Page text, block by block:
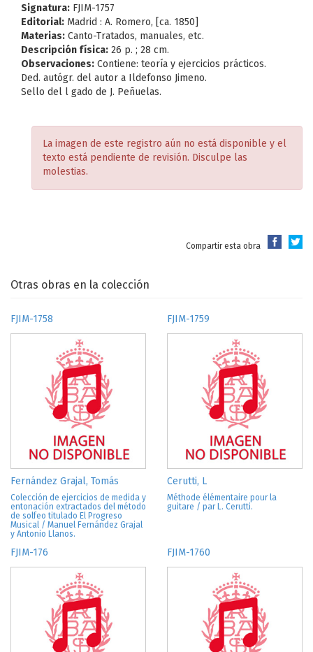
Signatura: FJIM-1757
Editorial: Madrid : A. Romero, [ca. 1850]
Materias: Canto-Tratados, manuales, etc.
Descripción física: 26 p. ; 28 cm.
Observaciones: Contiene: teoría y ejercicios prácticos.
Ded. autógr. del autor a Ildefonso Jimeno.
Sello del l gado de J. Peñuelas.
La imagen de este registro aún no está disponible y el
texto está pendiente de revisión. Disculpe las
molestias.
Compartir esta obra
Otras obras en la colección
FJIM-1758
Fernández Grajal, Tomás
Colección de ejercicios de medida y
entonación extractados del método
de solfeo titulado El Progreso
Musical / Manuel Fernández Grajal
y Antonio Llanos.
FJIM-1759
Cerutti, L
Méthode élémentaire pour la
guitare / par L. Cerutti.
FJIM-176 FJIM-1760